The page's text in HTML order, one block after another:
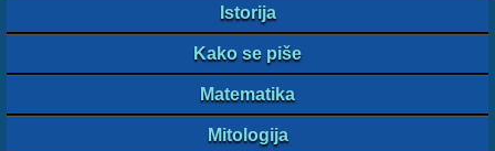
Istorija
Kako se piše
Matematika
Mitologija